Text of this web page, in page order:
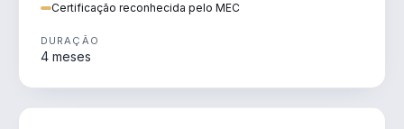
Certificação reconhecida pelo MEC
DURAÇÃO
4 meses